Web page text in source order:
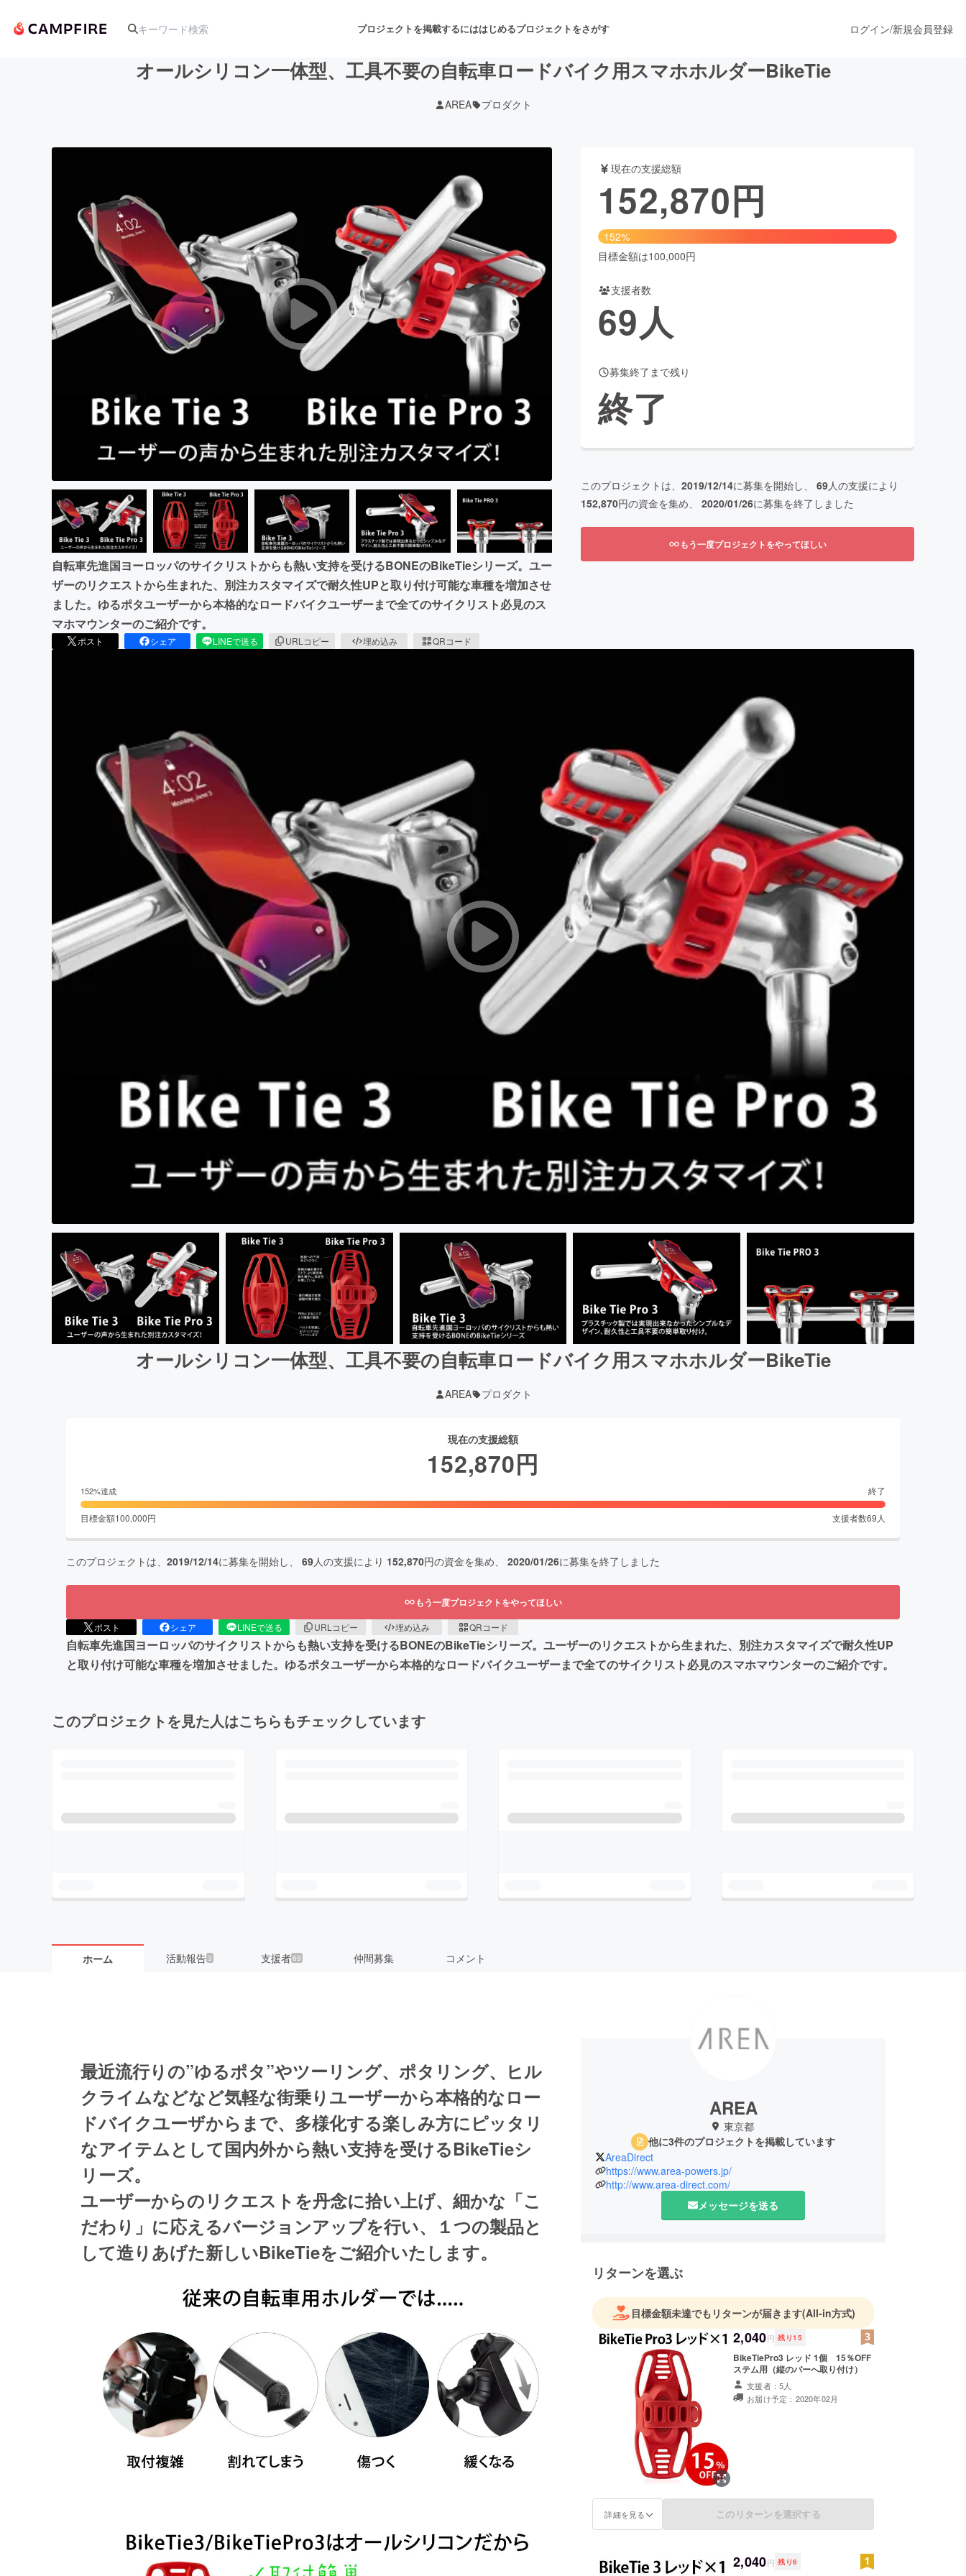
プロジェクトを掲載するにははじめるプロジェクトをさがす
舞台・パフォーマンス
テクノロジー・ガジェット ゲーム・サービス開発 ファッション
映像・映画 書籍・雑誌出版 アニメ・漫画
ビジネス・起業 チャレンジ ビューティー・ヘルスケア
まちづくり・地域活性化
CAMPFIRE for Social GoodCAMPFIRE Creation
CAMPFIREふるさと納税
machi-ya
ログイン/新規会員登録
オールシリコン一体型、工具不要の自転車ロードバイク用スマホホルダーBikeTie
AREA プロダクト
自転車先進国ヨーロッパのサイクリストからも熱い支持を受けるBONEのBikeTieシリーズ。ユー
ザーのリクエストから生まれた、別注カスタマイズで耐久性UPと取り付け可能な車種を増加させ
ました。ゆるポタユーザーから本格的なロードバイクユーザーまで全てのサイクリスト必見のス
マホマウンターのご紹介です。
ポスト シェア LINEで送る URLコピー 埋め込み QRコード
現在の支援総額
152,870円
152%
目標金額は100,000円
支援者数
69人
募集終了まで残り
終了
このプロジェクトは、 2019/12/14に募集を開始し、 69人の支援により
152,870円の資金を集め、 2020/01/26に募集を終了しました
もう一度プロジェクトをやってほしい
オールシリコン一体型、工具不要の自転車ロードバイク用スマホホルダーBikeTie
AREA プロダクト
現在の支援総額
152,870円
152%達成 終了
目標金額100,000円 支援者数69 人
このプロジェクトは、 2019/12/14に募集を開始し、 69人の支援により 152,870円の資金を集め、 2020/01/26に募集を終了しました
もう一度プロジェクトをやってほしい
ポスト シェア LINEで送る URLコピー 埋め込み QRコード
自転車先進国ヨーロッパのサイクリストからも熱い支持を受けるBONEのBikeTieシリーズ。ユーザーのリクエストから生まれた、別注カスタマイズで耐久性UP
と取り付け可能な車種を増加させました。ゆるポタユーザーから本格的なロードバイクユーザーまで全てのサイクリスト必見のスマホマウンターのご紹介です。
このプロジェクトを見た人はこちらもチェックしています
ホーム 活動報告3 支援者69 仲間募集 コメント
最近流行りの”ゆるポタ”やツーリング、ポタリング、ヒル
クライムなどなど気軽な街乗りユーザーから本格的なロー
ドバイクユーザからまで、多様化する楽しみ方にピッタリ
なアイテムとして国内外から熱い支持を受けるBikeTieシ
リーズ。
ユーザーからのリクエストを丹念に拾い上げ、細かな「こ
だわり」に応えるバージョンアップを行い、１つの製品と
して造りあげた新しいBikeTieをご紹介いたします。
AREA
東京都
他に3件のプロジェクトを掲載しています
AreaDirect
https://www.area-powers.jp/
http://www.area-direct.com/
メッセージを送る
リターンを選ぶ
目標金額未達でもリターンが届きます(All-in方式)
2,040円 残り15
BikeTiePro3 レッド 1個 15％OFF
ステム用（縦のバーへ取り付け）
支援者：5人
お届け予定：2020年02月
詳細を見る このリターンを選択する
2,040円 残り6